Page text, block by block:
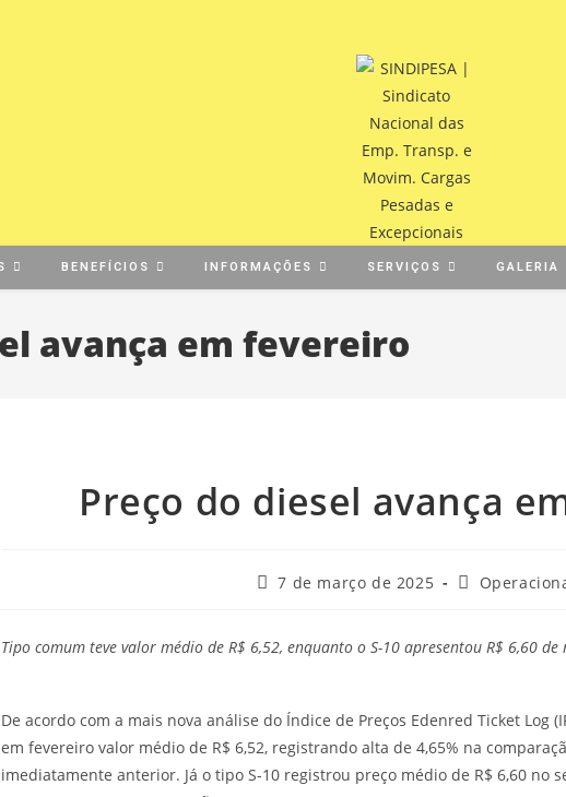
BENEFÍCIOS INFORMAÇÕES SERVIÇOS GALERIA
avança em fevereiro
Preço do diesel avança
7 de março de 2025
Tipo comum teve valor médio de R$ 6,52, enquanto o S-10 apresentou R$ 6,60
De acordo com a mais nova análise do Índice de Preços Edenred Ticket Log
em fevereiro valor médio de R$ 6,52, registrando alta de 4,65% na
imediatamente anterior. Já o tipo S-10 registrou preço médio de R$ 6,60 no